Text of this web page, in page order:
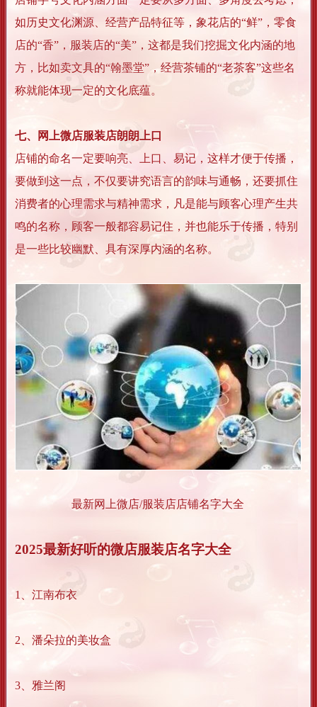
如历史文化渊源、经营产品特征等，象花店的“鲜”，零食
店的“香”，服装店的“美”，这都是我们挖掘文化内涵的地
方，比如卖文具的“翰墨堂”，经营茶铺的“老茶客”这些名
称就能体现一定的文化底蕴。
七、网上微店服装店朗朗上口
店铺的命名一定要响亮、上口、易记，这样才便于传播，
要做到这一点，不仅要讲究语言的韵味与通畅，还要抓住
消费者的心理需求与精神需求，凡是能与顾客心理产生共
鸣的名称，顾客一般都容易记住，并也能乐于传播，特别
是一些比较幽默、具有深厚内涵的名称。
最新网上微店/服装店店铺名字大全
2025最新好听的微店服装店名字大全
1、江南布衣
2、潘朵拉的美妆盒
3、雅兰阁